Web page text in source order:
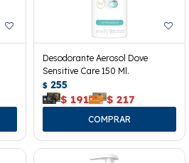
Desodorante Aerosol Dove
Sensitive Care 150 Ml.
$ 255
$ 191 $ 217